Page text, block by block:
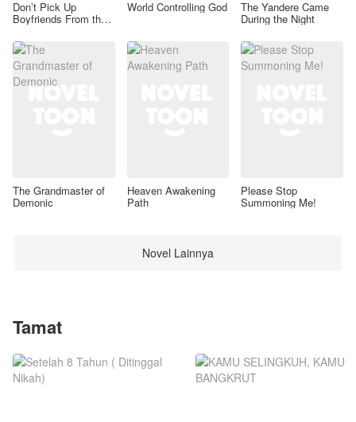
Don’t Pick Up
Boyfriends From the
World Controlling God The Yandere Came
During the Night
The Grandmaster of
Demonic
Heaven Awakening
Path
Please Stop
Summoning Me!
Novel Lainnya
Tamat